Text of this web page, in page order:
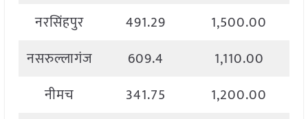
नरसिंहपुर
491.29
1,500.00
नसरुल्लागंज
609.4
1,110.00
नीमच
341.75
1,200.00